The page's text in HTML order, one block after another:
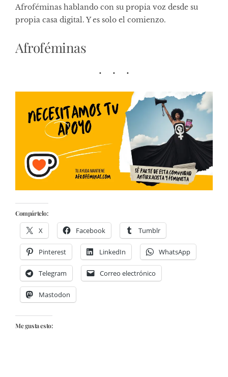
Afroféminas hablando con su propia voz desde su
propia casa digital. Y es solo el comienzo.
Afroféminas
Compártelo:
X Facebook Tumblr
Pinterest LinkedIn WhatsApp
Telegram Correo electrónico
Mastodon
Me gusta esto: